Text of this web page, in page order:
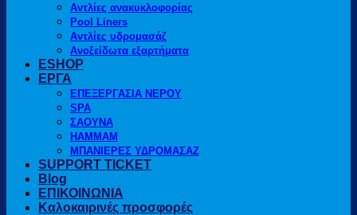
Αντλίες ανακυκλοφορίας
Pool Liners
Αντλίες υδρομασάζ
Ανοξείδωτα εξαρτήματα
ESHOP
ΕΡΓΑ
ΕΠΕΞΕΡΓΑΣΙΑ ΝΕΡΟΥ
SPA
ΣΑΟΥΝΑ
HAMMAM
ΜΠΑΝΙΕΡΕΣ ΥΔΡΟΜΑΣΑΖ
SUPPORT TICKET
Blog
ΕΠΙΚΟΙΝΩΝΙΑ
Καλοκαιρινές προσφορές